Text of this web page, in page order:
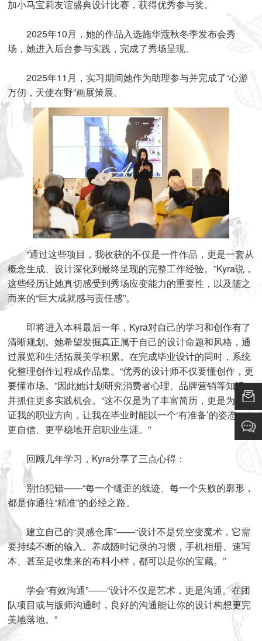
加小马宝莉友谊盛典设计比赛，获得优秀参与奖。
2025年10月，她的作品入选施华蔻秋冬季发布会秀
场，她进入后台参与实践，完成了秀场呈现。
2025年11月，实习期间她作为助理参与并完成了“心游
万仞，天使在野”画展策展。
“通过这些项目，我收获的不仅是一件作品，更是一套从
概念生成、设计深化到最终呈现的完整工作经验。”Kyra说，
这些经历让她真切感受到秀场应变能力的重要性，以及随之
而来的“巨大成就感与责任感”。
即将进入本科最后一年，Kyra对自己的学习和创作有了
清晰规划。她希望发掘真正属于自己的设计命题和风格，通
过展览和生活拓展美学积累。在完成毕业设计的同时，系统
化整理创作过程成作品集。“优秀的设计师不仅要懂创作，更
要懂市场。”因此她计划研究消费者心理、品牌营销等知识，
并抓住更多实践机会。“这不仅是为了丰富简历，更是为了验
证我的职业方向，让我在毕业时能以一个‘有准备’的姿态，
更自信、更平稳地开启职业生涯。”
回顾几年学习，Kyra分享了三点心得：
别怕犯错——“每一个缝歪的线迹、每一个失败的廓形，
都是你通往“精准”的必经之路。
建立自己的“灵感仓库”——“设计不是凭空变魔术，它需
要持续不断的输入。养成随时记录的习惯，手机相册、速写
本、甚至是收集来的布料小样，都可以是你的宝藏。”
学会“有效沟通”——“设计不仅是艺术，更是沟通。在团
队项目或与版师沟通时，良好的沟通能让你的设计构想更完
美地落地。”